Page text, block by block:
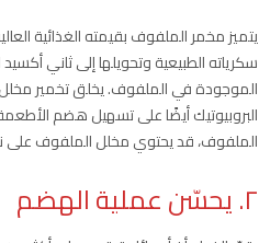
يتميز مخمر الملفوف بقيمته الغذائية
سكرياته الطبيعية وتحويلها إلى ثاني
الموجودة في الملفوف. يخلق تخمير مخلل
البروبيوتيك أيضًا على تسهيل هضم
الملفوف، قد يحتوي مخلل الملفوف على
٢. يحسّن عملية الهضم